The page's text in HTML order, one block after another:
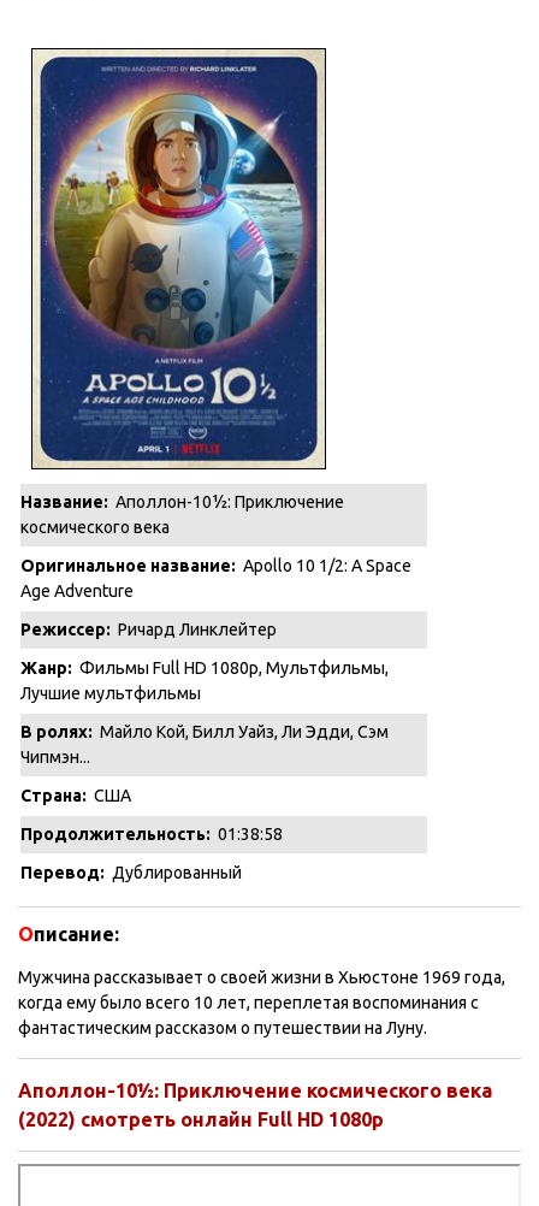
Название: Аполлон-10½: Приключение
космического века
Оригинальное название: Apollo 10 1/2: A Space
Age Adventure
Режиссер: Ричард Линклейтер
Жанр: Фильмы Full HD 1080p, Мультфильмы,
Лучшие мультфильмы
В ролях: Майло Кой, Билл Уайз, Ли Эдди, Сэм
Чипмэн...
Страна: США
Продолжительность: 01:38:58
Перевод: Дублированный
Описание:
Мужчина рассказывает о своей жизни в Хьюстоне 1969 года,
когда ему было всего 10 лет, переплетая воспоминания с
фантастическим рассказом о путешествии на Луну.
Аполлон-10½: Приключение космического века
(2022) смотреть онлайн Full HD 1080p